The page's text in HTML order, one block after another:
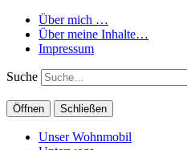
Über mich …
Über meine Inhalte…
Impressum
Suche
Öffnen Schließen
Unser Wohnmobil